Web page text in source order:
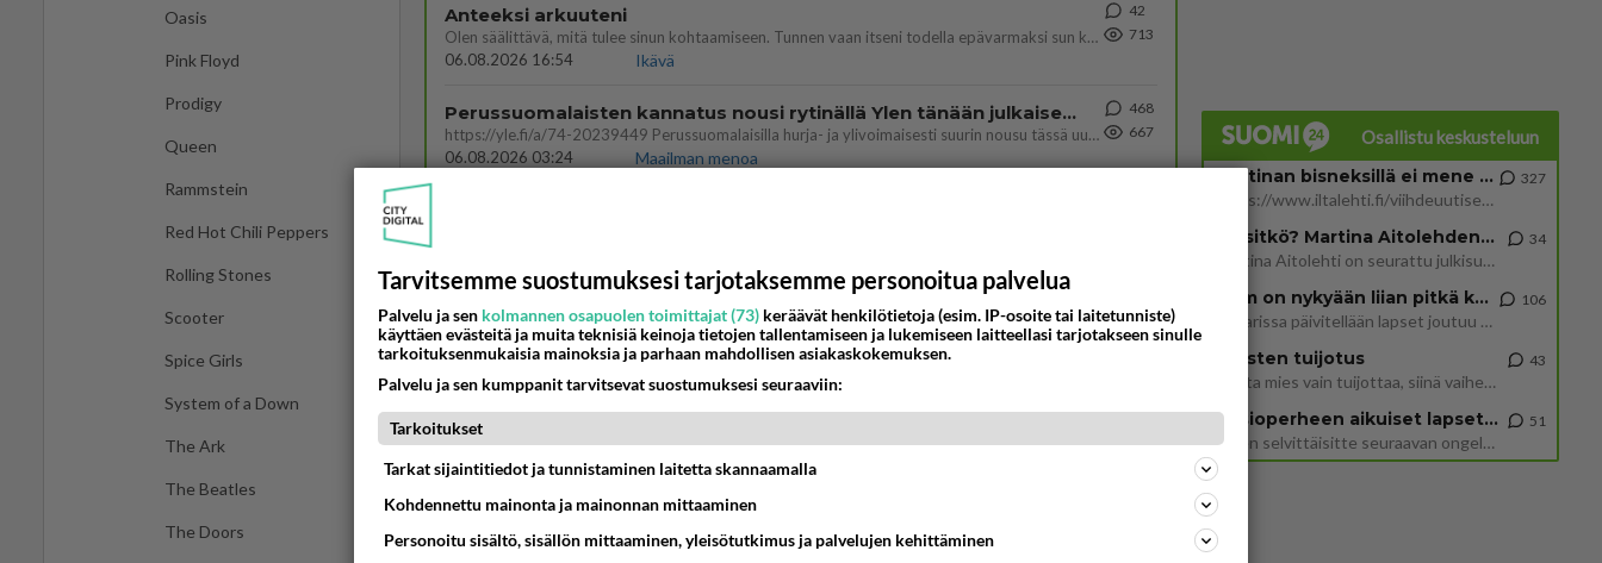
Oasis
Pink Floyd
Prodigy
Queen
Rammstein
Red Hot Chili Peppers
Rolling Stones
Scooter
Spice Girls
System of a Down
The Ark
The Beatles
The Doors
Anteeksi arkuuteni
Olen säälittävä, mitä tulee sinun kohtaamiseen. Tunnen vaan itseni todella epävarmaksi sun kanssa. Jos minun olisi pitän
06.08.2026 16:54
Ikävä
42
713
Perussuomalaisten kannatus nousi rytinällä Ylen tänään julkaisemassa tuoreimmassa gallup-kyselyssä.
https://yle.fi/a/74-20239449 Perussuomalaisilla hurja- ja ylivoimaisesti suurin nousu tässä uudessa Ylen gallupissa. Kyl
06.08.2026 03:24
Maailman menoa
468
667
Osallistu keskusteluun
Martinan bisneksillä ei mene hyvin
https://www.iltalehti.fi/viihdeuutiset/a/c46da6ab-340f-4790-aaa7-0865eed2336 Yrityksen konkurssihakemus on tullut kärä
327
Tiesitkö? Martina Aitolehden isäpuoli on tämä suosittu laulaja
Martina Aitolehti on seurattu julkisuuden henkilö. Lähipiiriin mahtuu muitakin tunnettuja henkilöitä. Tiesitkö, että Ma
34
2 km on nykyään liian pitkä koulumatka
Hesarissa päivitellään lapset joutuu nyt kulkemaan 2 km kouluun jösses. Ruostefillarilla tuo matka menee vaikka miten äk
106
Miesten tuijotus
Mutta mies vain tuijottaa, siinä vaiheessa käännän itse pään pois. Mikä juttu? Yleensä jos joku tuijottaa tai katsoo, hä
43
Uusioperheen aikuiset lapset tyhjentää jääkaapin käydessään
Miten selvittäisitte seuraavan ongelman, meillä on uusioperhe, minulla teini-ikäiset lapset ja puolisolla aikuiset, jotk
51
Tarvitsemme suostumuksesi tarjotaksemme personoitua palvelua
Palvelu ja sen kolmannen osapuolen toimittajat (73) keräävät henkilötietoja (esim. IP-osoite tai laitetunniste)
käyttäen evästeitä ja muita teknisiä keinoja tietojen tallentamiseen ja lukemiseen laitteellasi tarjotakseen sinulle
tarkoituksenmukaisia mainoksia ja parhaan mahdollisen asiakaskokemuksen.
Palvelu ja sen kumppanit tarvitsevat suostumuksesi seuraaviin:
Tarkoitukset
Tarkat sijaintitiedot ja tunnistaminen laitetta skannaamalla
Kohdennettu mainonta ja mainonnan mittaaminen
Personoitu sisältö, sisällön mittaaminen, yleisötutkimus ja palvelujen kehittäminen